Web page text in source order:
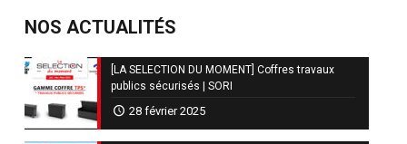
NOS ACTUALITÉS
[LA SELECTION DU MOMENT] Coffres travaux
publics sécurisés | SORI
28 février 2025